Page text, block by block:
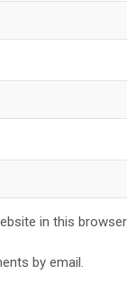
in this
by email.